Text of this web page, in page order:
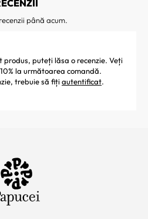
până acum.
puteți lăsa o recenzie. Veți
la următoarea comandă.
trebuie să fiți autentificat.